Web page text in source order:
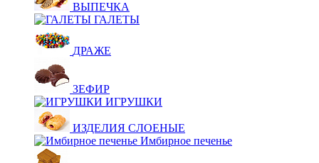
ВЫПЕЧКА
ГАЛЕТЫ
ДРАЖЕ
ЗЕФИР
ИГРУШКИ
ИЗДЕЛИЯ СЛОЕНЫЕ
Имбирное печенье